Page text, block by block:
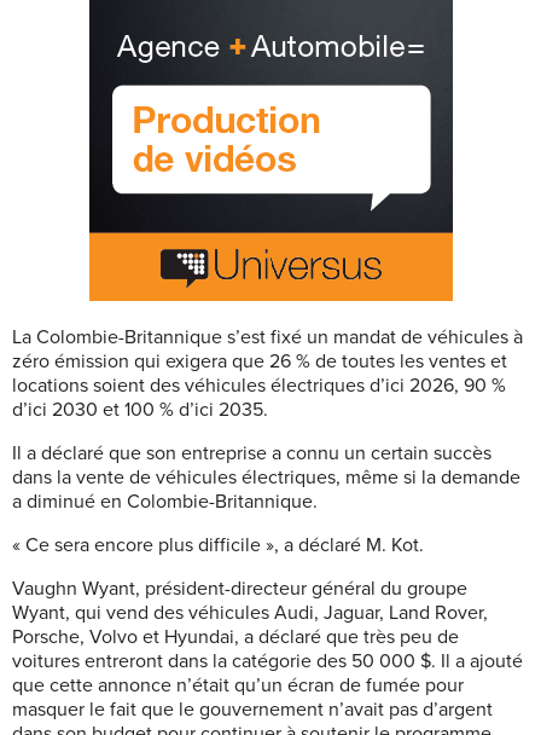
La Colombie-Britannique s’est fixé un mandat de véhicules à
zéro émission qui exigera que 26 % de toutes les ventes et
locations soient des véhicules électriques d’ici 2026, 90 %
d’ici 2030 et 100 % d’ici 2035.
Il a déclaré que son entreprise a connu un certain succès
dans la vente de véhicules électriques, même si la demande
a diminué en Colombie-Britannique.
« Ce sera encore plus difficile », a déclaré M. Kot.
Vaughn Wyant, président-directeur général du groupe
Wyant, qui vend des véhicules Audi, Jaguar, Land Rover,
Porsche, Volvo et Hyundai, a déclaré que très peu de
voitures entreront dans la catégorie des 50 000 $. Il a ajouté
que cette annonce n’était qu’un écran de fumée pour
masquer le fait que le gouvernement n’avait pas d’argent